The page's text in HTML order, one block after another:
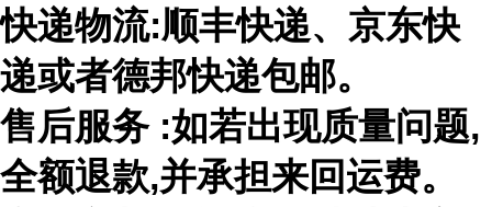
快递物流:顺丰快递、京东快
递或者德邦快递包邮。
售后服务:如若出现质量问题,
全额退款,并承担来回运费。